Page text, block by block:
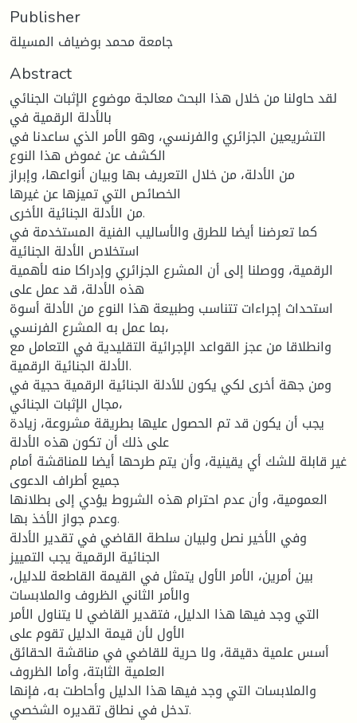
Publisher
جامعة محمد بوضياف المسيلة
Abstract
لقد حاولنا من خلال هذا البحث معالجة موضوع الإثبات الجنائي
بالأدلة الرقمية في
التشريعين الجزائري والفرنسي، وهو الأمر الذي ساعدنا في
الكشف عن غموض هذا النوع
من الأدلة، من خلال التعريف بها وبيان أنواعها، وإبراز
الخصائص التي تميزها عن غيرها
من الأدلة الجنائية الأخرى.
كما تعرضنا أيضا للطرق والأساليب الفنية المستخدمة في
استخلاص الأدلة الجنائية
الرقمية، ووصلنا إلى أن المشرع الجزائري وإدراكا منه لأهمية
هذه الأدلة، قد عمل على
استحداث إجراءات تتناسب وطبيعة هذا النوع من الأدلة أسوة
بما عمل به المشرع الفرنسي،
وانطلاقا من عجز القواعد الإجرائية التقليدية في التعامل مع
الأدلة الجنائية الرقمية.
ومن جهة أخرى لكي يكون للأدلة الجنائية الرقمية حجية في
مجال الإثبات الجنائي،
يجب أن يكون قد تم الحصول عليها بطريقة مشروعة، زيادة
على ذلك أن تكون هذه الأدلة
غير قابلة للشك أي يقينية، وأن يتم طرحها أيضا للمناقشة أمام
جميع أطراف الدعوى
العمومية، وأن عدم احترام هذه الشروط يؤدي إلى بطلانها
وعدم جواز الأخذ بها.
وفي الأخير نصل ولبيان سلطة القاضي في تقدير الأدلة
الجنائية الرقمية يجب التمييز
بين أمرين، الأمر الأول يتمثل في القيمة القاطعة للدليل،
والأمر الثاني الظروف والملابسات
التي وجد فيها هذا الدليل، فتقدير القاضي لا يتناول الأمر
الأول لأن قيمة الدليل تقوم على
أسس علمية دقيقة، ولا حرية للقاضي في مناقشة الحقائق
العلمية الثابتة، وأما الظروف
والملابسات التي وجد فيها هذا الدليل وأحاطت به، فإنها
تدخل في نطاق تقديره الشخصي.